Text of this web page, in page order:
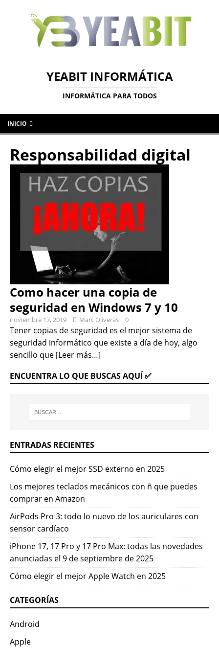
YEABIT INFORMÁTICA
INFORMÁTICA PARA TODOS
INICIO
Responsabilidad digital
Como hacer una copia de
seguridad en Windows 7 y 10
noviembre 17, 2019 Marc Oliveras 0
Tener copias de seguridad es el mejor sistema de
seguridad informático que existe a día de hoy, algo
sencillo que [Leer más…]
ENCUENTRA LO QUE BUSCAS AQUÍ ✅
ENTRADAS RECIENTES
Cómo elegir el mejor SSD externo en 2025
Los mejores teclados mecánicos con ñ que puedes
comprar en Amazon
AirPods Pro 3: todo lo nuevo de los auriculares con
sensor cardíaco
iPhone 17, 17 Pro y 17 Pro Max: todas las novedades
anunciadas el 9 de septiembre de 2025
Cómo elegir el mejor Apple Watch en 2025
CATEGORÍAS
Android
Apple